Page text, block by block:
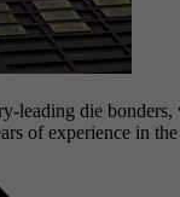
leading die
of experience in